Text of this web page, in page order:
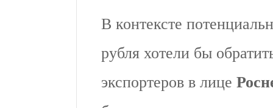
В контексте
рубля хотели бы
экспортеров в лице